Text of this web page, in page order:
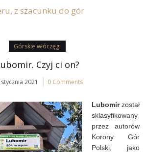
z szacunku do gór
Górskie włóczęgi
Czyj ci on?
2021 0 Comments
Lubomirzostał
sklasyfikowany
przez autorów
Korony Gór
Polski, jako